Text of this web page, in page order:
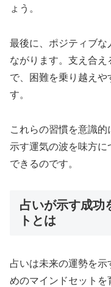
ょう。
最後に、ポジティブ
ながります。支え合え
で、困難を乗り越えや
す。
これらの習慣を意識
示す運気の波を味方
できるのです。
占いが示す成功
トとは
占いは未来の運勢を
めのマインドセット